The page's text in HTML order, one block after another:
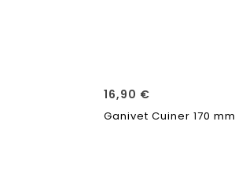
16,90 €
Ganivet Cuiner 170 mm